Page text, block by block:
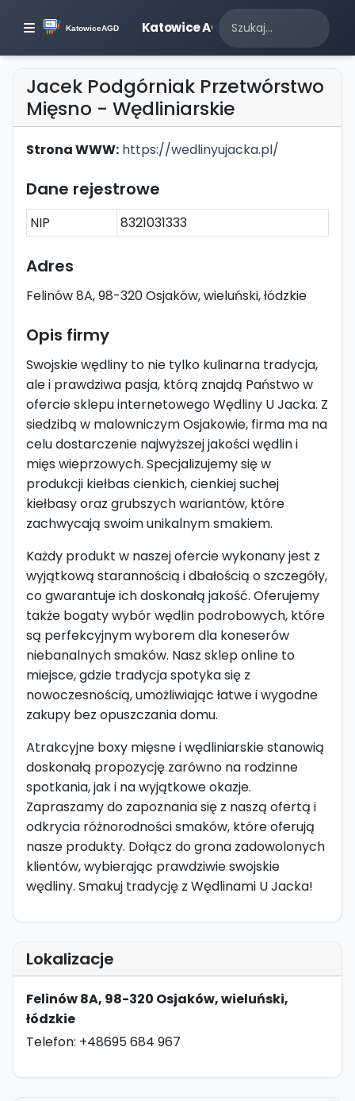
Katowice AGD
Jacek Podgórniak Przetwórstwo
Mięsno - Wędliniarskie
Strona WWW: https://wedlinyujacka.pl/
Dane rejestrowe
NIP 8321031333
Adres
Felinów 8A, 98-320 Osjaków, wieluński, łódzkie
Opis firmy
Swojskie wędliny to nie tylko kulinarna tradycja,
ale i prawdziwa pasja, którą znajdą Państwo w
ofercie sklepu internetowego Wędliny U Jacka. Z
siedzibą w malowniczym Osjakowie, firma ma na
celu dostarczenie najwyższej jakości wędlin i
mięs wieprzowych. Specjalizujemy się w
produkcji kiełbas cienkich, cienkiej suchej
kiełbasy oraz grubszych wariantów, które
zachwycają swoim unikalnym smakiem.
Każdy produkt w naszej ofercie wykonany jest z
wyjątkową starannością i dbałością o szczegóły,
co gwarantuje ich doskonałą jakość. Oferujemy
także bogaty wybór wędlin podrobowych, które
są perfekcyjnym wyborem dla koneserów
niebanalnych smaków. Nasz sklep online to
miejsce, gdzie tradycja spotyka się z
nowoczesnością, umożliwiając łatwe i wygodne
zakupy bez opuszczania domu.
Atrakcyjne boxy mięsne i wędliniarskie stanowią
doskonałą propozycję zarówno na rodzinne
spotkania, jak i na wyjątkowe okazje.
Zapraszamy do zapoznania się z naszą ofertą i
odkrycia różnorodności smaków, które oferują
nasze produkty. Dołącz do grona zadowolonych
klientów, wybierając prawdziwie swojskie
wędliny. Smakuj tradycję z Wędlinami U Jacka!
Lokalizacje
Felinów 8A, 98-320 Osjaków, wieluński,
łódzkie
Telefon: +48695 684 967